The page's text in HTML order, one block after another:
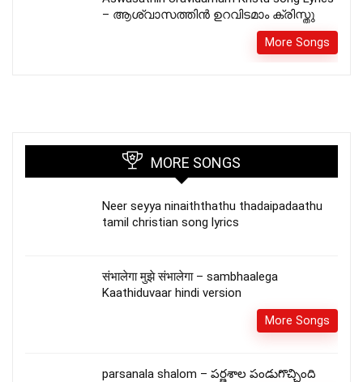
– ആശ്വാസത്തിൻ ഉറവിടമാം ക്രിസ്തു
More Songs
MORE SONGS
Neer seyya ninaiththathu thadaipadaathu
tamil christian song lyrics
संभालेगा मुझे संभालेगा – sambhaalega
Kaathiduvaar hindi version
More Songs
parsanala shalom – పర్ణశాల పండుగొచ్చింది